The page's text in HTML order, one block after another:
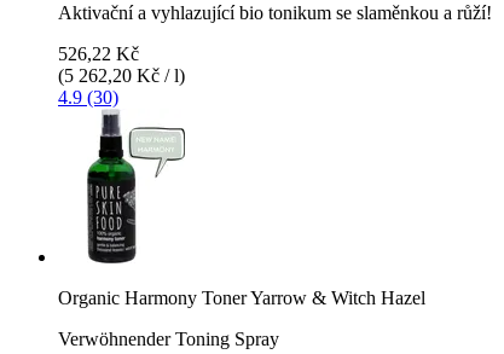
Aktivační a vyhlazující bio tonikum se slaměnkou a růží!
526,22 Kč
(5 262,20 Kč / l)
4.9 (30)
Organic Harmony Toner Yarrow & Witch Hazel
Verwöhnender Toning Spray